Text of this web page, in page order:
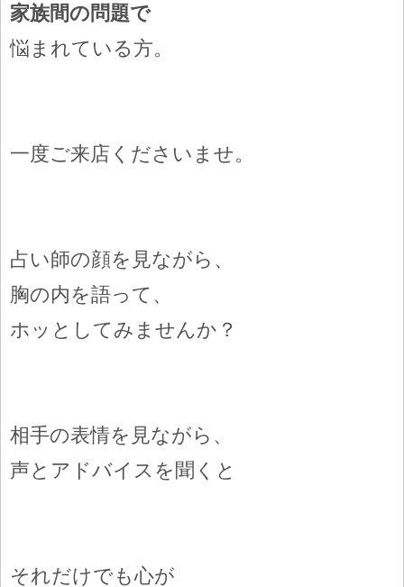
家族間の問題で
悩まれている方。
一度ご来店くださいませ。
占い師の顔を見ながら、
胸の内を語って、
ホッとしてみませんか？
相手の表情を見ながら、
声とアドバイスを聞くと
それだけでも心が